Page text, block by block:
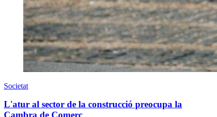
Societat
L'atur al sector de la construcció preocupa la